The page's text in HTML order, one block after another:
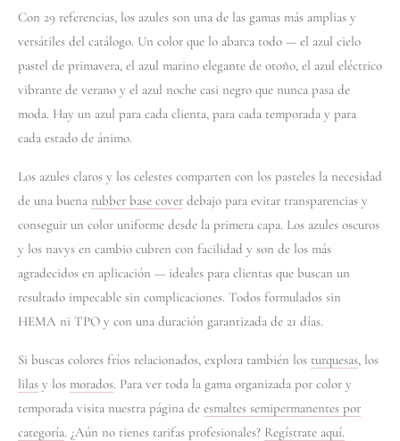
Con 29 referencias, los azules son una de las gamas más amplias y
versátiles del catálogo. Un color que lo abarca todo — el azul cielo
pastel de primavera, el azul marino elegante de otoño, el azul eléctrico
vibrante de verano y el azul noche casi negro que nunca pasa de
moda. Hay un azul para cada clienta, para cada temporada y para
cada estado de ánimo.
Los azules claros y los celestes comparten con los pasteles la necesidad
de una buena rubber base cover debajo para evitar transparencias y
conseguir un color uniforme desde la primera capa. Los azules oscuros
y los navys en cambio cubren con facilidad y son de los más
agradecidos en aplicación — ideales para clientas que buscan un
resultado impecable sin complicaciones. Todos formulados sin
HEMA ni TPO y con una duración garantizada de 21 días.
Si buscas colores fríos relacionados, explora también los turquesas, los
lilas y los morados. Para ver toda la gama organizada por color y
temporada visita nuestra página de esmaltes semipermanentes por
categoría. ¿Aún no tienes tarifas profesionales? Regístrate aquí.